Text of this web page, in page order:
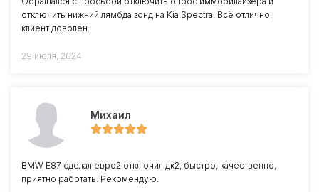
отключить нижний лямбда зонд на Kia Spectra. Всё отлично,
клиент доволен.
29 июля, 2024
Михаил
BMW E87 сделал евро2 отключил дк2, быстро, качественно,
приятно работать. Рекомендую.